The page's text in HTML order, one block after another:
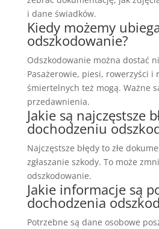
i dane świadków.
Kiedy możemy
odszkodowanie?
Odszkodowanie można dostać
Pasażerowie, piesi, rowerzyści i
śmiertelnych też mogą. Ważne
przedawnienia.
Jakie są najczęstsze
dochodzeniu
Najczęstsze błędy to złe
zgłaszanie szkody. To może
odszkodowanie.
Jakie informacje są
dochodzenia
Potrzebne są dane osobowe